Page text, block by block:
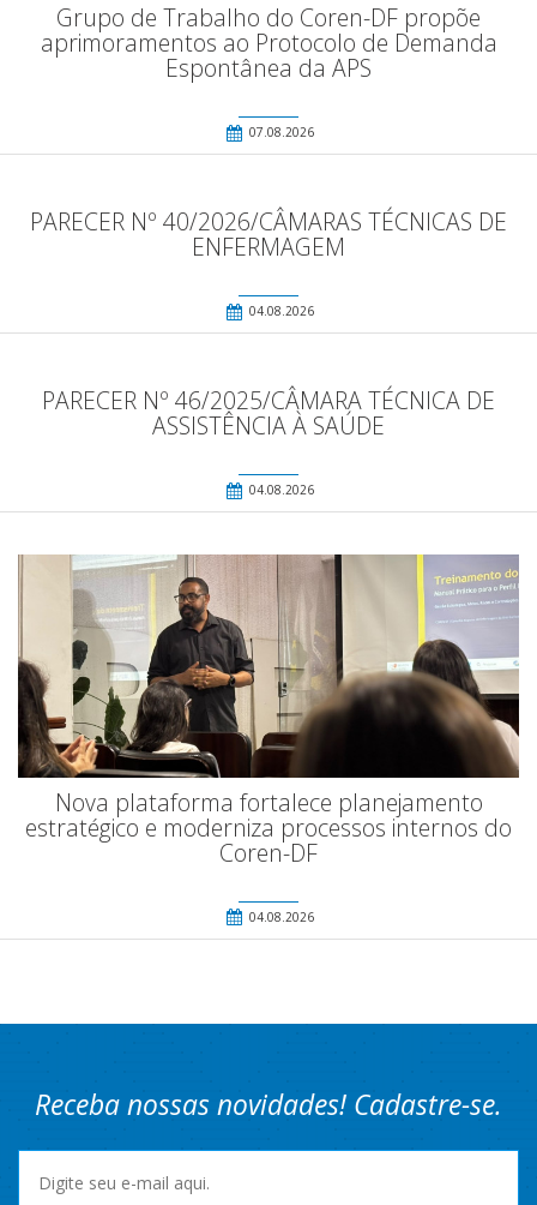
Grupo de Trabalho do Coren-DF propõe
aprimoramentos ao Protocolo de Demanda
Espontânea da APS
07.08.2026
PARECER Nº 40/2026/CÂMARAS TÉCNICAS DE
ENFERMAGEM
04.08.2026
PARECER Nº 46/2025/CÂMARA TÉCNICA DE
ASSISTÊNCIA À SAÚDE
04.08.2026
Nova plataforma fortalece planejamento
estratégico e moderniza processos internos do
Coren-DF
04.08.2026
Receba nossas novidades! Cadastre-se.